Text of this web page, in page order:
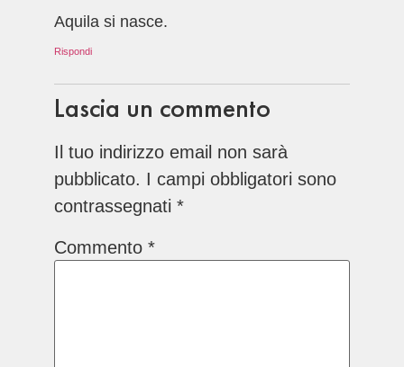
Aquila si nasce.
Rispondi
Lascia un commento
Il tuo indirizzo email non sarà
pubblicato. I campi obbligatori sono
contrassegnati *
Commento *